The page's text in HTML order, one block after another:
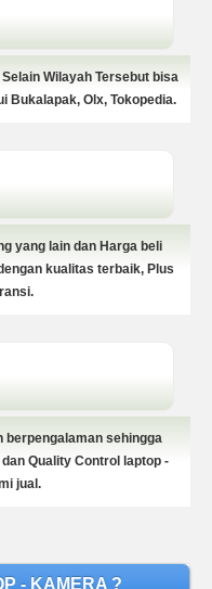
Wilayah Tersebut bisa
Bukalapak, Olx, Tokopedia.
yang lain dan Harga beli
kualitas terbaik, Plus
berpengalaman sehingga
Quality Control laptop -
jual.
- KAMERA ?